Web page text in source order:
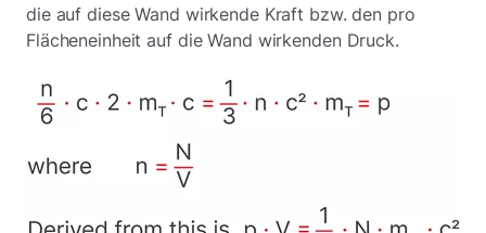
die auf diese Wand wirkende Kraft bzw. den pro
Flächeneinheit auf die Wand wirkenden Druck.